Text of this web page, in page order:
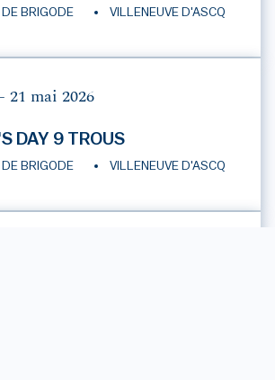
BRIGODE VILLENEUVE D'ASCQ
21 mai 2026
DAY 9 TROUS
BRIGODE VILLENEUVE D'ASCQ